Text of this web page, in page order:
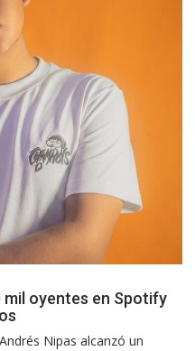
mil oyentes en Spotify
Nipas alcanzó un